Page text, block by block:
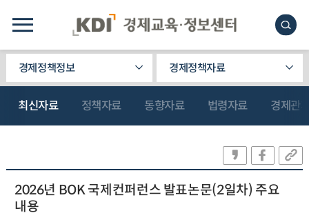
경제정책정보 경제정책자료
최신자료 정책자료 동향자료 법령자료 경제관
2026년 BOK 국제컨퍼런스 발표논문(2일차) 주요
내용